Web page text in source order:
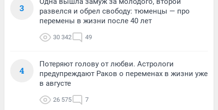
3
развелся и обрел свободу: тюменцы — про
перемены в жизни после 40 лет
30 342 49
4
Потеряют голову от любви. Астрологи
предупреждают Раков о переменах в жизни уже
в августе
26 575 7